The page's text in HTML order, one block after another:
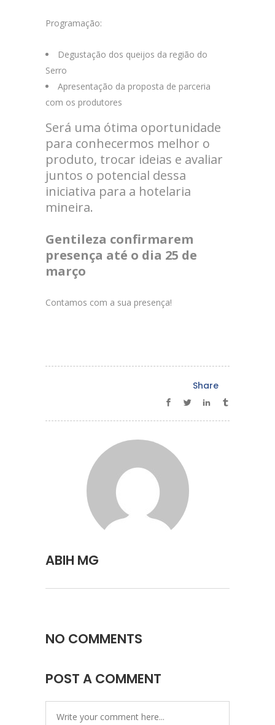
Programação:
Degustação dos queijos da região do
Serro
Apresentação da proposta de parceria
com os produtores
Será uma ótima oportunidade
para conhecermos melhor o
produto, trocar ideias e avaliar
juntos o potencial dessa
iniciativa para a hotelaria
mineira.
Gentileza confirmarem
presença até o dia 25 de
março
Contamos com a sua presença!
Share
ABIH MG
NO COMMENTS
POST A COMMENT